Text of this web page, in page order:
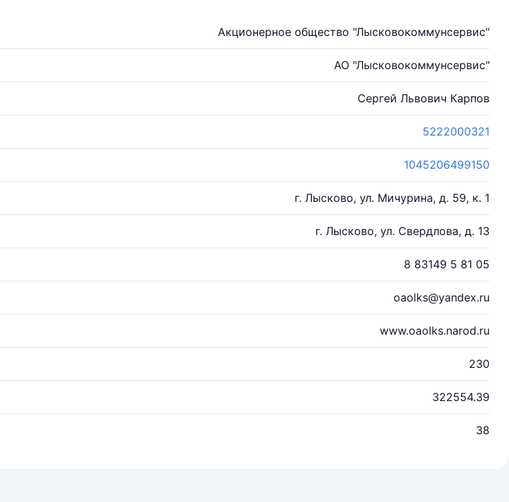
Акционерное общество "Лысковокоммунсервис"
АО "Лысковокоммунсервис"
Сергей Львович Карпов
5222000321
1045206499150
г. Лысково, ул. Мичурина, д. 59, к. 1
г. Лысково, ул. Свердлова, д. 13
8 83149 5 81 05
oaolks@yandex.ru
www.oaolks.narod.ru
230
322554.39
38